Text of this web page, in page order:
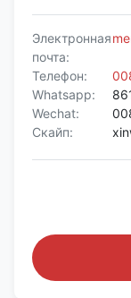
Электронная
почта:
Телефон:
Whatsapp:
Wechat:
Скайп: